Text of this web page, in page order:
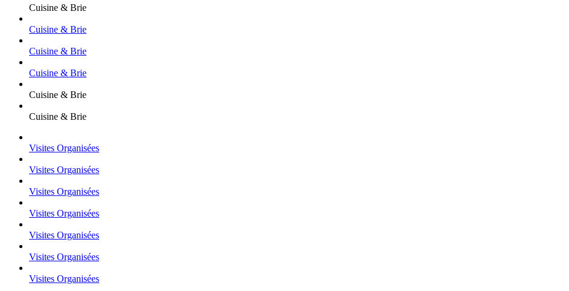
Cuisine & Brie
Cuisine & Brie
Cuisine & Brie
Cuisine & Brie
Cuisine & Brie
Cuisine & Brie
Visites Organisées
Visites Organisées
Visites Organisées
Visites Organisées
Visites Organisées
Visites Organisées
Visites Organisées